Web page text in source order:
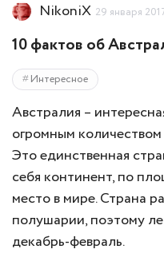
NikoniX 29 января
10 фактов об
Интересное
Австралия –
огромным
Это единственная
себя континент, по
место в мире. Страна
полушарии, поэтому
декабрь-февраль.